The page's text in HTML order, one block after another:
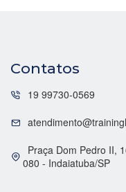
Contatos
19 99730-0569
Praça Dom Pedro II,
080 - Indaiatuba/SP